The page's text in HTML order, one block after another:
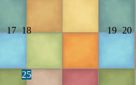
17 18 19 20
25